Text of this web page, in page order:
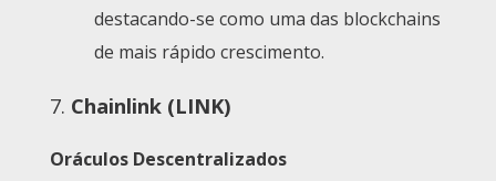
destacando-se como uma das blockchains
de mais rápido crescimento.
7. Chainlink (LINK)
Oráculos Descentralizados